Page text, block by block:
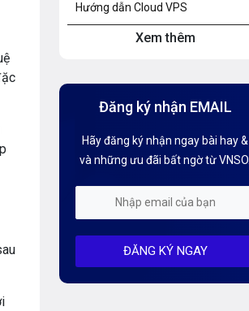
Hướng dẫn Cloud VPS
Hướng dẫn Hosting
Hướng dẫn Tên miền
Kiến thức AI
Mỗi tuần 01 Server
Server Dedicated (Máy chủ riêng)
Xem thêm
Đăng ký nhận EMAIL
Hãy đăng ký nhận ngay bài hay &
và những ưu đãi bất ngờ từ VNSO.
ĐĂNG KÝ NGAY